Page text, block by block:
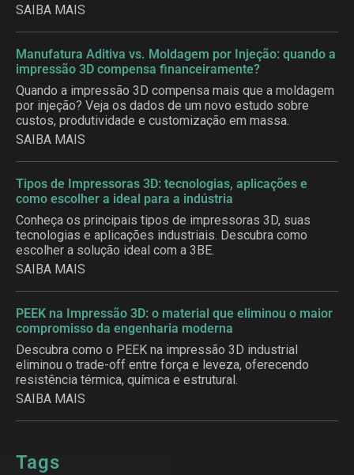
SAIBA MAIS
Manufatura Aditiva vs. Moldagem por Injeção: quando a
impressão 3D compensa financeiramente?
Quando a impressão 3D compensa mais que a moldagem
por injeção? Veja os dados de um novo estudo sobre
custos, produtividade e customização em massa.
SAIBA MAIS
Tipos de Impressoras 3D: tecnologias, aplicações e
como escolher a ideal para a indústria
Conheça os principais tipos de impressoras 3D, suas
tecnologias e aplicações industriais. Descubra como
escolher a solução ideal com a 3BE.
SAIBA MAIS
PEEK na Impressão 3D: o material que eliminou o maior
compromisso da engenharia moderna
Descubra como o PEEK na impressão 3D industrial
eliminou o trade-off entre força e leveza, oferecendo
resistência térmica, química e estrutural.
SAIBA MAIS
Tags